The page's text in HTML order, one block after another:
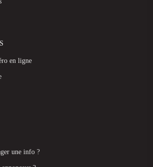
en ligne
une info ?